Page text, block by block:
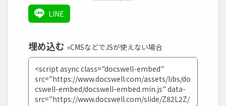
LINE
埋め込む »CMSなどでJSが使えない場合